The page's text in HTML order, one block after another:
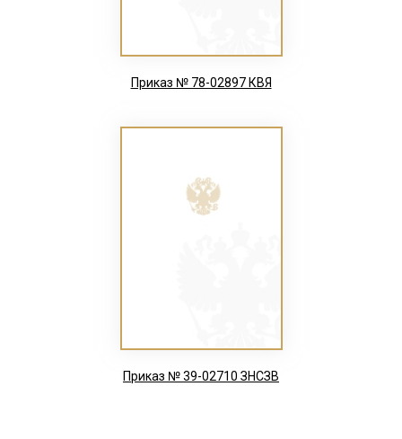
Приказ № 78-02897 КВЯ
Приказ № 39-02710 ЗНСЗВ